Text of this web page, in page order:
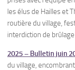
les élus de Hailles et
routière du village,
interdiction de
2025 – Bulletin juin
du village,